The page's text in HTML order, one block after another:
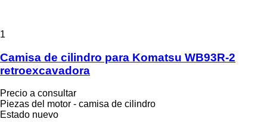
1
Camisa de cilindro para Komatsu WB93R-2
retroexcavadora
Precio a consultar
Piezas del motor - camisa de cilindro
Estado nuevo